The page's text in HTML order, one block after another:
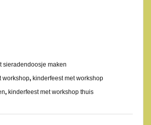
sieradendoosje maken
workshop, kinderfeest met workshop
, kinderfeest met workshop thuis